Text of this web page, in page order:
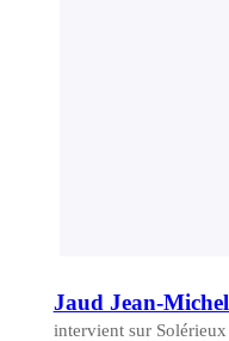
Jaud Jean-Michel
intervient sur Solérieux